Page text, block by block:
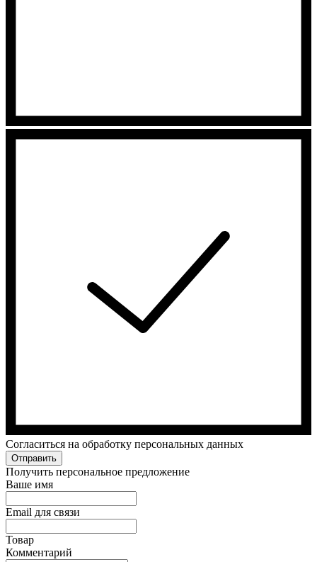
Cогласиться на обработку персональных данных
Отправить
Получить персональное предложение
Ваше имя
Email для связи
Товар
Комментарий